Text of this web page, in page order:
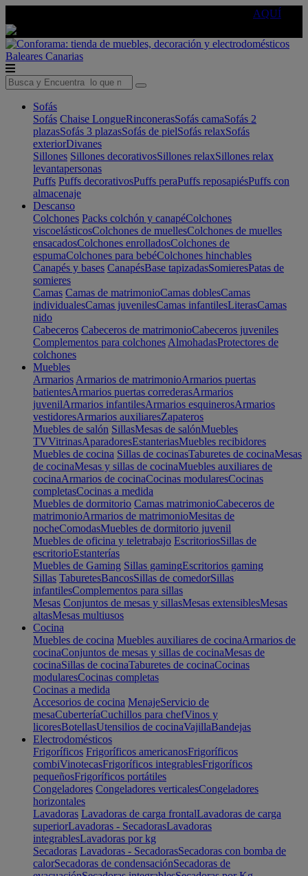
AQUÍ
Baleares Canarias
Sofás
Sofás Chaise LongueRinconerasSofás camaSofás 2
plazasSofás 3 plazasSofás de pielSofás relaxSofás
exteriorDivanes
Sillones Sillones decorativosSillones relaxSillones relax
levantapersonas
Puffs Puffs decorativosPuffs peraPuffs reposapiésPuffs con
almacenaje
Descanso
Colchones Packs colchón y canapéColchones
viscoelásticosColchones de muellesColchones de muelles
ensacadosColchones enrolladosColchones de
espumaColchones para bebéColchones hinchables
Canapés y bases CanapésBase tapizadasSomieresPatas de
somieres
Camas Camas de matrimonioCamas doblesCamas
individualesCamas juvenilesCamas infantilesLiterasCamas
nido
Cabeceros Cabeceros de matrimonioCabeceros juveniles
Complementos para colchones AlmohadasProtectores de
colchones
Muebles
Armarios Armarios de matrimonioArmarios puertas
batientesArmarios puertas correderasArmarios
juvenilArmarios infantilesArmarios esquinerosArmarios
vestidoresArmarios auxiliaresZapateros
Muebles de salón SillasMesas de salónMuebles
TVVitrinasAparadoresEstanteriasMuebles recibidores
Muebles de cocina Sillas de cocinasTaburetes de cocinaMesas
de cocinaMesas y sillas de cocinaMuebles auxiliares de
cocinaArmarios de cocinaCocinas modularesCocinas
completasCocinas a medida
Muebles de dormitorio Camas matrimonioCabeceros de
matrimonioArmarios de matrimonioMesitas de
nocheComodasMuebles de dormitorio juvenil
Muebles de oficina y teletrabajo EscritoriosSillas de
escritorioEstanterías
Muebles de Gaming Sillas gamingEscritorios gaming
Sillas TaburetesBancosSillas de comedorSillas
infantilesComplementos para sillas
Mesas Conjuntos de mesas y sillasMesas extensiblesMesas
altasMesas multiusos
Cocina
Muebles de cocina Muebles auxiliares de cocinaArmarios de
cocinaConjuntos de mesas y sillas de cocinaMesas de
cocinaSillas de cocinaTaburetes de cocinaCocinas
modularesCocinas completas
Cocinas a medida
Accesorios de cocina MenajeServicio de
mesaCuberteríaCuchillos para chefVinos y
licoresBotellasUtensilios de cocinaVajillaBandejas
Electrodomésticos
Frigoríficos Frigoríficos americanosFrigoríficos
combiVinotecasFrigoríficos integrablesFrigoríficos
pequeñosFrigoríficos portátiles
Congeladores Congeladores verticalesCongeladores
horizontales
Lavadoras Lavadoras de carga frontalLavadoras de carga
superiorLavadoras - SecadorasLavadoras
integrablesLavadoras por kg
Secadoras Lavadoras - SecadorasSecadoras con bomba de
calorSecadoras de condensaciónSecadoras de